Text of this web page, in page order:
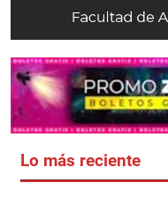
Lo más reciente